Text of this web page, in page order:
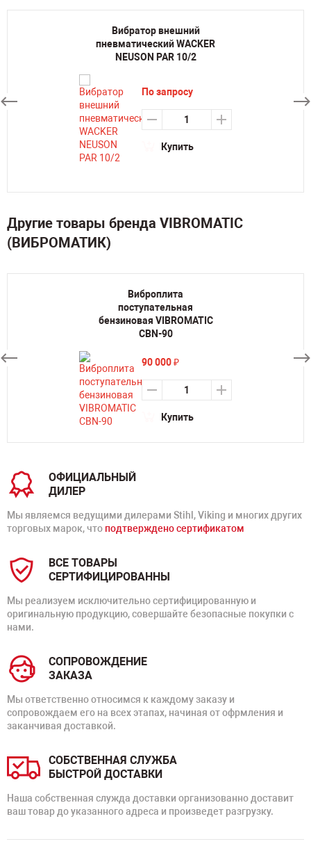
Вибратор внешний
пневматический WACKER
NEUSON PAR 10/2
По запросу
Купить
Другие товары бренда VIBROMATIC
(ВИБРОМАТИК)
Виброплита
поступательная
бензиновая VIBROMATIC
CBN-90
90 000₽
Купить
ОФИЦИАЛЬНЫЙ
ДИЛЕР
Мы являемся ведущими дилерами Stihl, Viking и многих других
торговых марок, что подтверждено сертификатом
ВСЕ ТОВАРЫ
СЕРТИФИЦИРОВАННЫ
Мы реализуем исключительно сертифицированную и
оригинальную продукцию, совершайте безопасные покупки с
нами.
СОПРОВОЖДЕНИЕ
ЗАКАЗА
Мы ответственно относимся к каждому заказу и
сопровождаем его на всех этапах, начиная от офрмления и
заканчивая доставкой.
СОБСТВЕННАЯ СЛУЖБА
БЫСТРОЙ ДОСТАВКИ
Наша собственная служда доставки организованно доставит
ваш товар до указанного адреса и произведет разгрузку.